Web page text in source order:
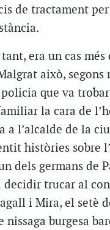
de tractament
era un cas més
això, segons
que va
la cara de
a l’alcalde de la
històries sobre
dels germans de
decidir trucar al
i Mira, el setè
nissaga burgesa